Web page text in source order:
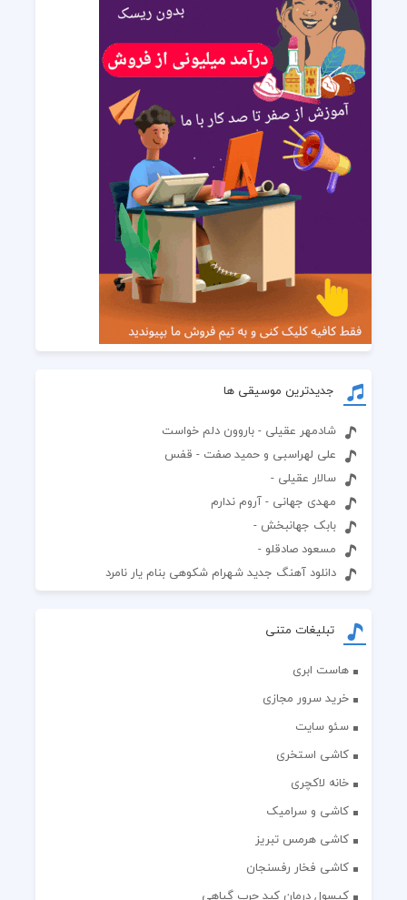
جدیدترین موسیقی ها
شادمهر عقیلی - باروون دلم خواست
علی لهراسبی و حمید صفت - قفس
سالار عقیلی -
مهدی جهانی - آروم ندارم
بابک جهانبخش -
مسعود صادقلو -
دانلود آهنگ جدید شهرام شکوهی بنام یار نامرد
تبلیغات متنی
هاست ابری
خرید سرور مجازی
سئو سایت
کاشی استخری
خانه لاکچری
کاشی و سرامیک
کاشی هرمس تبریز
کاشی فخار رفسنجان
کپسول درمان کبد چرب گیاهی